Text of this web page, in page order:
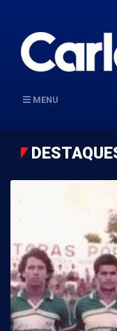
MENU